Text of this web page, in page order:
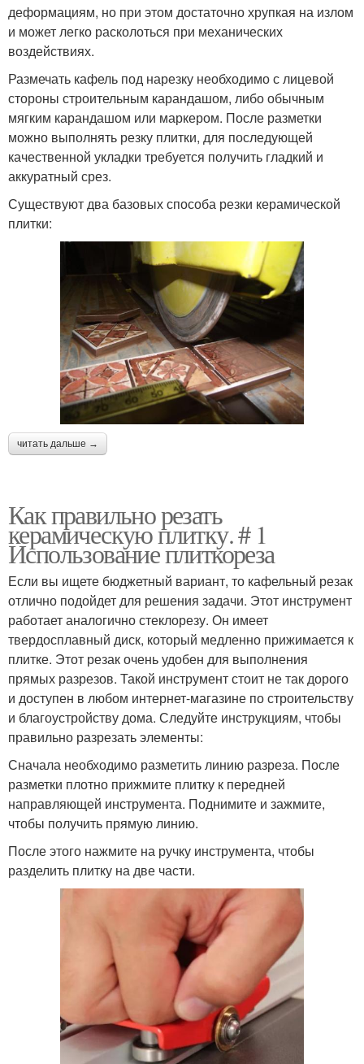
деформациям, но при этом достаточно хрупкая на излом
и может легко расколоться при механических
воздействиях.
Размечать кафель под нарезку необходимо с лицевой
стороны строительным карандашом, либо обычным
мягким карандашом или маркером. После разметки
можно выполнять резку плитки, для последующей
качественной укладки требуется получить гладкий и
аккуратный срез.
Существуют два базовых способа резки керамической
плитки:
читать дальше →
Как правильно резать
керамическую плитку. # 1
Использование плиткореза
Если вы ищете бюджетный вариант, то кафельный резак
отлично подойдет для решения задачи. Этот инструмент
работает аналогично стеклорезу. Он имеет
твердосплавный диск, который медленно прижимается к
плитке. Этот резак очень удобен для выполнения
прямых разрезов. Такой инструмент стоит не так дорого
и доступен в любом интернет-магазине по строительству
и благоустройству дома. Следуйте инструкциям, чтобы
правильно разрезать элементы:
Сначала необходимо разметить линию разреза. После
разметки плотно прижмите плитку к передней
направляющей инструмента. Поднимите и зажмите,
чтобы получить прямую линию.
После этого нажмите на ручку инструмента, чтобы
разделить плитку на две части.